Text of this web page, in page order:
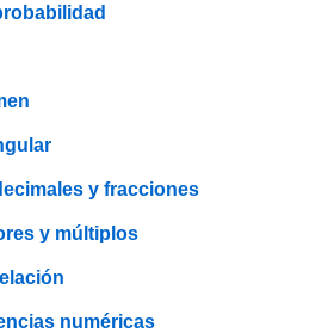
y fracciones
y múltiplos
numéricas